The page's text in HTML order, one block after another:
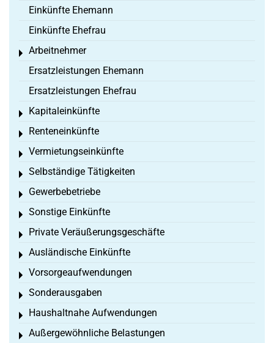
Einkünfte Ehemann
Einkünfte Ehefrau
Arbeitnehmer
Toggle menu
Ersatzleistungen Ehemann
Ersatzleistungen Ehefrau
Kapitaleinkünfte
Toggle menu
Renteneinkünfte
Toggle menu
Vermietungseinkünfte
Toggle menu
Selbständige Tätigkeiten
Toggle menu
Gewerbebetriebe
Toggle menu
Sonstige Einkünfte
Toggle menu
Private Veräußerungsgeschäfte
Toggle menu
Ausländische Einkünfte
Toggle menu
Vorsorgeaufwendungen
Toggle menu
Sonderausgaben
Toggle menu
Haushaltnahe Aufwendungen
Toggle menu
Außergewöhnliche Belastungen
Toggle menu